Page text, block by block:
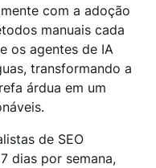
com a adoção
manuais cada
os agentes de IA
transformando a
árdua em um
de SEO
dias por semana,